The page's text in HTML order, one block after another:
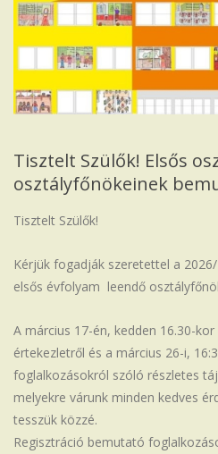
Iskola
Tisztelt Szülők! Elsős
osztályfőnökeinek
Tisztelt Szülők!
Kérjük fogadják szeretettel a
elsős évfolyam leendő
A március 17-én, kedden 16.30-
értekezletről és a március 26-i,
foglalkozásokról szóló részletes
melyekre várunk minden kedves
tesszük közzé.
Regisztráció bemutató